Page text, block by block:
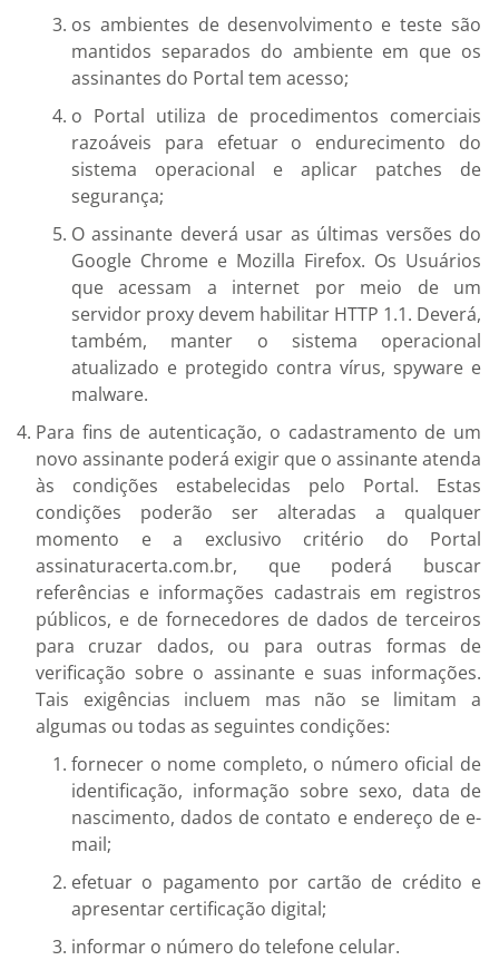
os ambientes de desenvolvimento e teste são
mantidos separados do ambiente em que os
assinantes do Portal tem acesso;
o Portal utiliza de procedimentos comerciais
razoáveis para efetuar o endurecimento do
sistema operacional e aplicar patches de
segurança;
O assinante deverá usar as últimas versões do
Google Chrome e Mozilla Firefox. Os Usuários
que acessam a internet por meio de um
servidor proxy devem habilitar HTTP 1.1. Deverá,
também, manter o sistema operacional
atualizado e protegido contra vírus, spyware e
malware.
Para fins de autenticação, o cadastramento de um
novo assinante poderá exigir que o assinante atenda
às condições estabelecidas pelo Portal. Estas
condições poderão ser alteradas a qualquer
momento e a exclusivo critério do Portal
assinaturacerta.com.br, que poderá buscar
referências e informações cadastrais em registros
públicos, e de fornecedores de dados de terceiros
para cruzar dados, ou para outras formas de
verificação sobre o assinante e suas informações.
Tais exigências incluem mas não se limitam a
algumas ou todas as seguintes condições:
fornecer o nome completo, o número oficial de
identificação, informação sobre sexo, data de
nascimento, dados de contato e endereço de e-
mail;
efetuar o pagamento por cartão de crédito e
apresentar certificação digital;
informar o número do telefone celular.